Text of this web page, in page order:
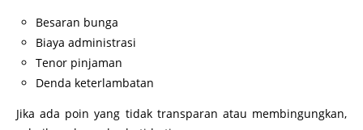
Besaran bunga
Biaya administrasi
Tenor pinjaman
Denda keterlambatan
Jika ada poin yang tidak transparan atau membingungkan,